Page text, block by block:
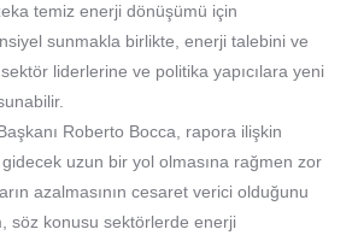
temiz enerji dönüşümü için
sunmakla birlikte, enerji talebini ve
liderlerine ve politika yapıcılara yeni
Roberto Bocca, rapora ilişkin
uzun bir yol olmasına rağmen zor
azalmasının cesaret verici olduğunu
söz konusu sektörlerde enerji